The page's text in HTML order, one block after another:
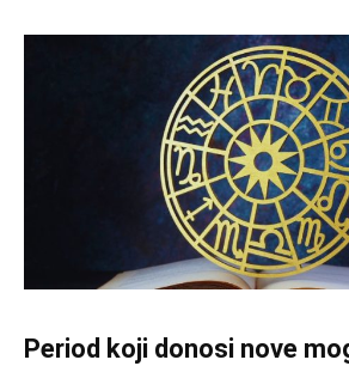
Period koji donosi nove